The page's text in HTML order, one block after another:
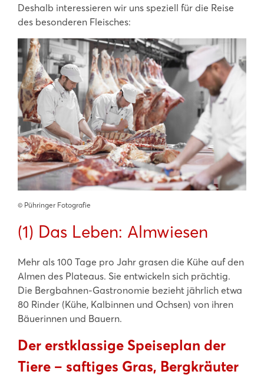
Deshalb interessieren wir uns speziell für die Reise
des besonderen Fleisches:
©️ Pühringer Fotografie
(1) Das Leben: Almwiesen
Mehr als 100 Tage pro Jahr grasen die Kühe auf den
Almen des Plateaus. Sie entwickeln sich prächtig.
Die Bergbahnen-Gastronomie bezieht jährlich etwa
80 Rinder (Kühe, Kalbinnen und Ochsen) von ihren
Bäuerinnen und Bauern.
Der erstklassige Speiseplan der
Tiere – saftiges Gras, Bergkräuter